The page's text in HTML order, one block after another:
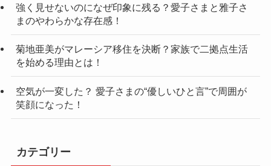
強く見せないのになぜ印象に残る？愛子さまと雅子さ
まのやわらかな存在感！
菊地亜美がマレーシア移住を決断？家族で二拠点生活
を始める理由とは！
空気が一変した？ 愛子さまの“優しいひと言”で周囲が
笑顔になった！
カテゴリー